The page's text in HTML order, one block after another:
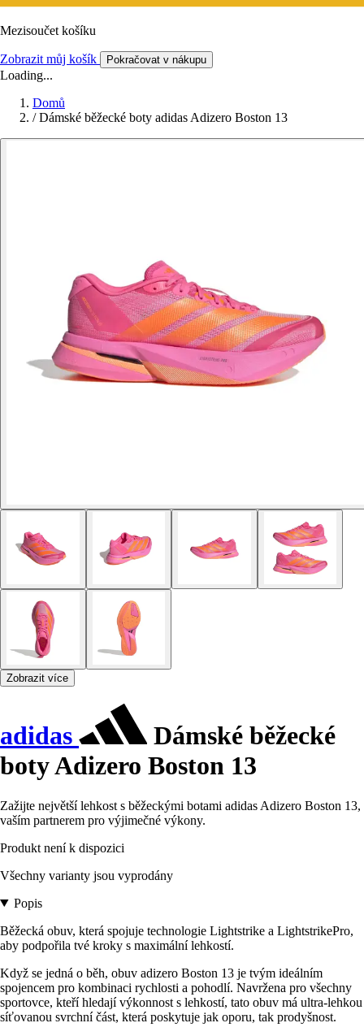
Mezisoučet košíku
Zobrazit můj košík Pokračovat v nákupu
Loading...
Domů
/ Dámské běžecké boty adidas Adizero Boston 13
Zobrazit více
adidas
Dámské běžecké
boty Adizero Boston 13
Zažijte největší lehkost s běžeckými botami adidas Adizero Boston 13,
vaším partnerem pro výjimečné výkony.
Produkt není k dispozici
Všechny varianty jsou vyprodány
Popis
Běžecká obuv, která spojuje technologie Lightstrike a LightstrikePro,
aby podpořila tvé kroky s maximální lehkostí.
Když se jedná o běh, obuv adizero Boston 13 je tvým ideálním
spojencem pro kombinaci rychlosti a pohodlí. Navržena pro všechny
sportovce, kteří hledají výkonnost s lehkostí, tato obuv má ultra-lehkou
síťovanou svrchní část, která poskytuje jak oporu, tak prodyšnost.